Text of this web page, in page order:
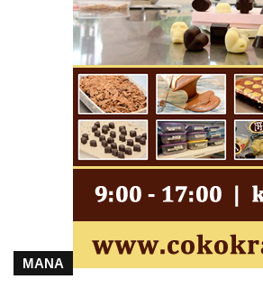
Socha Nepokořený v parku Rumburské
vzpoury v Rumburku
Pamětní deska obětem holokaustu u
židovského hřbitova v Kovanicích
Pamětní deska legionářům na Obecním
úřadě v Kovanicích
Pomník obětem 1. světové války v
Kovanicích
Pamětní deska Rudé armádě na radnici v
Trutnově
MANA